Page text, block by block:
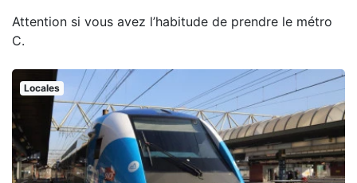
Attention si vous avez l’habitude de prendre le métro
C.
Locales